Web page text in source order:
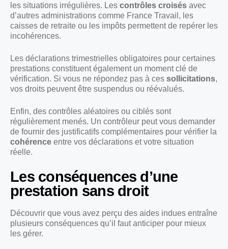
les situations irrégulières. Les contrôles croisés avec
d’autres administrations comme France Travail, les
caisses de retraite ou les impôts permettent de repérer les
incohérences.
Les déclarations trimestrielles obligatoires pour certaines
prestations constituent également un moment clé de
vérification. Si vous ne répondez pas à ces sollicitations,
vos droits peuvent être suspendus ou réévalués.
Enfin, des contrôles aléatoires ou ciblés sont
régulièrement menés. Un contrôleur peut vous demander
de fournir des justificatifs complémentaires pour vérifier la
cohérence entre vos déclarations et votre situation
réelle.
Les conséquences d’une
prestation sans droit
Découvrir que vous avez perçu des aides indues entraîne
plusieurs conséquences qu’il faut anticiper pour mieux
les gérer.